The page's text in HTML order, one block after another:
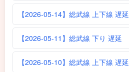
【2026-05-14】総武線 上下線 遅延
【2026-05-11】総武線 下り 遅延
【2026-05-10】総武線 上下線 遅延